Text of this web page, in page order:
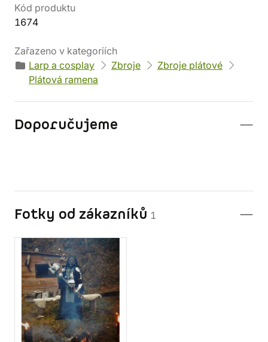
Kód produktu
1674
Zařazeno v kategoriích
Larp a cosplay
Zbroje
Zbroje plátové
Plátová ramena
Doporučujeme
Fotky od zákazníků 1